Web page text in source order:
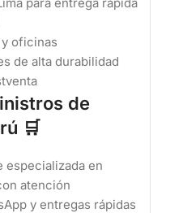
oficinas
de alta durabilidad
de
🛒
especializada en
atención
y entregas rápidas